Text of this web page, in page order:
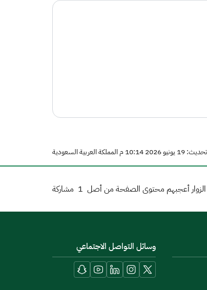
10:14 م المملكة العربية السعودية
أعجبهم محتوى الصفحة من أصل 1 مشاركة
وسائل التواصل الاجتماعي